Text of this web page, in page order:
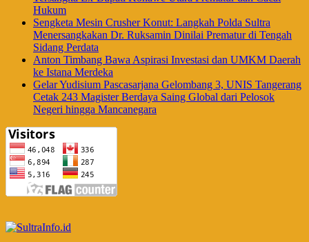
Hukum
Sengketa Mesin Crusher Konut: Langkah Polda Sultra
Menersangkakan Dr. Ruksamin Dinilai Prematur di Tengah
Sidang Perdata
Anton Timbang Bawa Aspirasi Investasi dan UMKM Daerah
ke Istana Merdeka
Gelar Yudisium Pascasarjana Gelombang 3, UNIS Tangerang
Cetak 243 Magister Berdaya Saing Global dari Pelosok
Negeri hingga Mancanegara